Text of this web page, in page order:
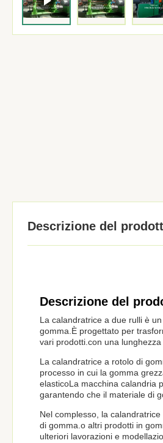
Descrizione del
Descrizione del
La calandratrice a due rulli è
gomma.È progettato per
vari prodotti.con una
La calandratrice a rotolo di
processo in cui la gomma
elasticoLa macchina calandria
garantendo che il materiale di
Nel complesso, la
di gomma.o altri prodotti in
ulteriori lavorazioni e